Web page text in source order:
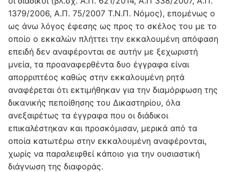
1379/2006, Α.Π. 75/2007 Τ.Ν.Π. Νόμος), επομένως ο
ως άνω λόγος έφεσης ως προς το σκέλος του με το
οποίο ο εκκαλών πλήττει την εκκαλουμένη απόφαση
επειδή δεν αναφέρονται σε αυτήν με ξεχωριστή
μνεία, τα προαναφερθέντα δυο έγγραφα είναι
απορριπτέος καθώς στην εκκαλουμένη ρητά
αναφέρεται ότι εκτιμήθηκαν για την διαμόρφωση της
δικανικής πεποίθησης του Δικαστηρίου, όλα
ανεξαιρέτως τα έγγραφα που οι διάδικοι
επικαλέστηκαν και προσκόμισαν, μερικά από τα
οποία κατωτέρω στην εκκαλουμένη αναφέρονται,
χωρίς να παραλειφθεί κάποιο για την ουσιαστική
διάγνωση της διαφοράς.